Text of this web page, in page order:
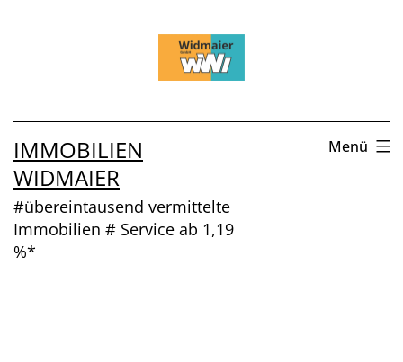
IMMOBILIEN
WIDMAIER
#übereintausend vermittelte
Immobilien # Service ab 1,19
%*
Menü